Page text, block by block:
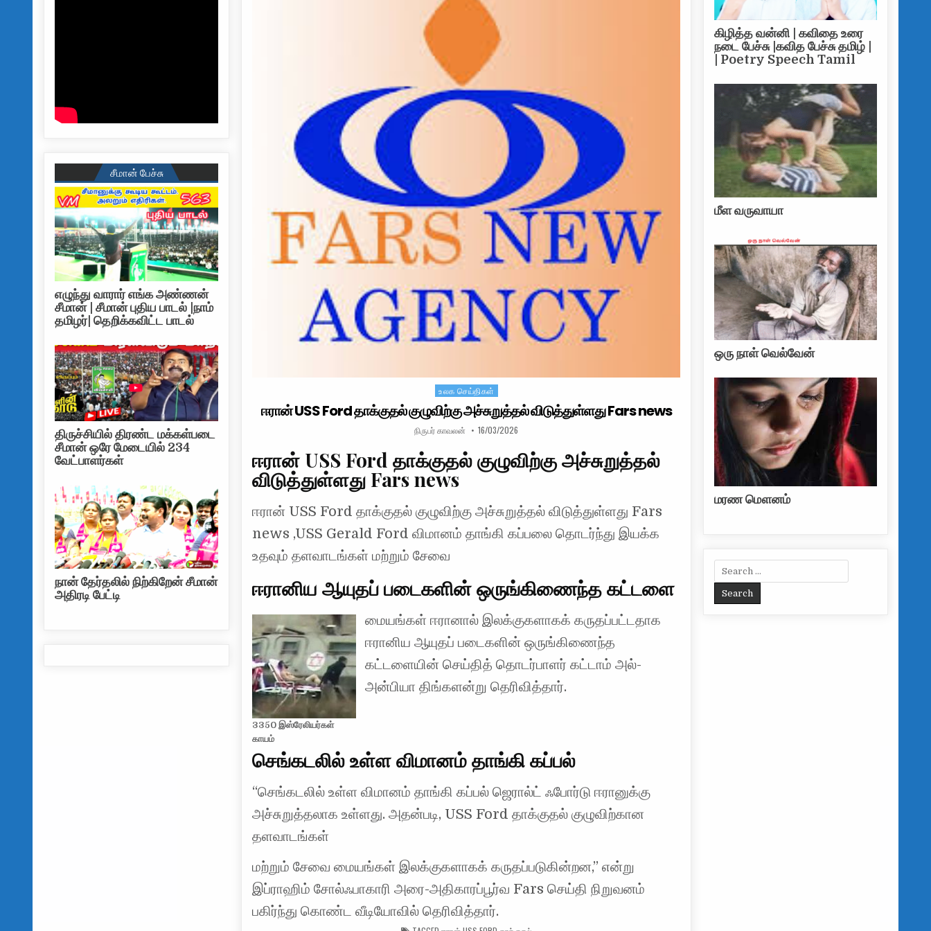
Posted in
உலக செய்திகள்
ஈரான் USS Ford தாக்குதல் குழுவிற்கு அச்சுறுத்தல் விடுத்துள்ளது Fars news
AUTHOR:
நிருபர் காவலன் PUBLISHED DATE:
16/03/2026
ஈரான் USS Ford தாக்குதல் குழுவிற்கு அச்சுறுத்தல்
விடுத்துள்ளது Fars news
ஈரான் USS Ford தாக்குதல் குழுவிற்கு அச்சுறுத்தல் விடுத்துள்ளது Fars
news ,USS Gerald Ford விமானம் தாங்கி கப்பலை தொடர்ந்து இயக்க
உதவும் தளவாடங்கள் மற்றும் சேவை
ஈரானிய ஆயுதப் படைகளின் ஒருங்கிணைந்த கட்டளை
3350 இஸ்ரேலியர்கள்
காயம்
மையங்கள் ஈரானால் இலக்குகளாகக் கருதப்பட்டதாக
ஈரானிய ஆயுதப் படைகளின் ஒருங்கிணைந்த
கட்டளையின் செய்தித் தொடர்பாளர் கட்டாம் அல்-
அன்பியா திங்களன்று தெரிவித்தார்.
செங்கடலில் உள்ள விமானம் தாங்கி கப்பல்
“செங்கடலில் உள்ள விமானம் தாங்கி கப்பல் ஜெரால்ட் ஃபோர்டு ஈரானுக்கு
அச்சுறுத்தலாக உள்ளது. அதன்படி, USS Ford தாக்குதல் குழுவிற்கான
தளவாடங்கள்
மற்றும் சேவை மையங்கள் இலக்குகளாகக் கருதப்படுகின்றன,” என்று
இப்ராஹிம் சோல்ஃபாகாரி அரை-அதிகாரப்பூர்வ Fars செய்தி நிறுவனம்
பகிர்ந்து கொண்ட வீடியோவில் தெரிவித்தார்.
சீமான் பேச்சு
எழுந்து வாரார் எங்க அண்ணன்
சீமான் | சீமான் புதிய பாடல் |நாம்
தமிழர்| தெறிக்கவிட்ட பாடல்
திருச்சியில் திரண்ட மக்கள்படை
சீமான் ஒரே மேடையில் 234
வேட்பாளர்கள்
நான் தேர்தலில் நிற்கிறேன் சீமான்
அதிரடி பேட்டி
கிழித்த வன்னி | கவிதை உரை
நடை பேச்சு |கவித பேச்சு தமிழ் |
| Poetry Speech Tamil
மீள வருவாயா
ஒரு நாள் வெல்வேன்
மரண மௌனம்
Search for: